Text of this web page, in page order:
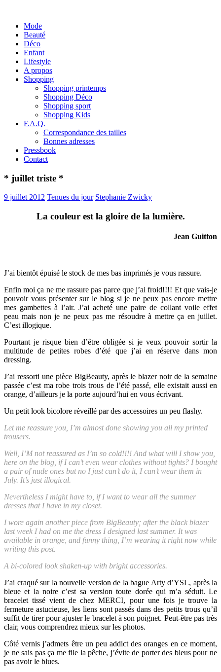
Mode
Beauté
Déco
Enfant
Lifestyle
A propos
Shopping
Shopping printemps
Shopping Déco
Shopping sport
Shopping Kids
F.A.Q.
Correspondance des tailles
Bonnes adresses
Pressbook
Contact
* juillet triste *
9 juillet 2012 Tenues du jour Stephanie Zwicky
La couleur est la gloire de la lumière.
Jean Guitton
J’ai bientôt épuisé le stock de mes bas imprimés je vous rassure.
Enfin moi ça ne me rassure pas parce que j’ai froid!!!! Et que vais-je
pouvoir vous présenter sur le blog si je ne peux pas encore mettre
mes gambettes à l’air. J’ai acheté une paire de collant voile effet
peau mais non je ne peux pas me résoudre à mettre ça en juillet.
C’est illogique.
Pourtant je risque bien d’être obligée si je veux pouvoir sortir la
multitude de petites robes d’été que j’ai en réserve dans mon
dressing.
J’ai ressorti une pièce BigBeauty, après le blazer noir de la semaine
passée c’est ma robe trois trous de l’été passé, elle existait aussi en
orange, d’ailleurs je la porte aujourd’hui en vous écrivant.
Un petit look bicolore réveillé par des accessoires un peu flashy.
Let me reassure you, I’m almost done showing you all my printed
trousers.
Well, I’M not reassured as I’m so cold!!!! And what will I show you,
here on the blog, if I can’t even wear clothes without tights? I bought
a pair of nude ones but no I just can’t do it, I can’t wear them in
July. It’s just illogical.
Nevertheless I might have to, if I want to wear all the summer
dresses that I have in my closet.
I wore again another piece from BigBeauty; after the black blazer
last week I had on me the dress I designed last summer. It was
available in orange, and funny thing, I’m wearing it right now while
writing this post.
A bi-colored look shaken-up with bright accessories.
J’ai craqué sur la nouvelle version de la bague Arty d’YSL, après la
bleue et la noire c’est sa version toute dorée qui m’a séduit. Le
bracelet tissé vient de chez MERCI, pour une fois je trouve la
fermeture astucieuse, les liens sont passés dans des petits trous qu’il
suffit de tirer pour ajuster le bracelet à son poignet. Peut-être pas très
clair, vous comprendrez mieux sur les photos.
Côté vernis j’admets être un peu addict des oranges en ce moment,
je ne sais pas ça me file la pêche, j’évite de porter des bleus pour ne
pas avoir le blues.